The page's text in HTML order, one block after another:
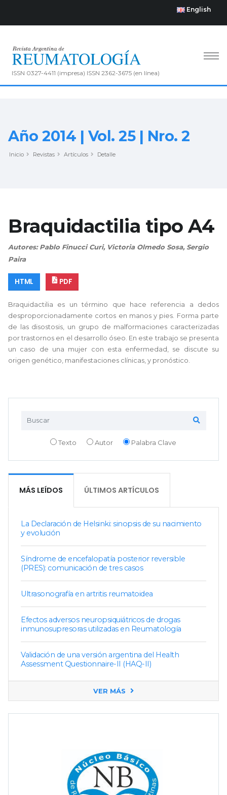
English
ISSN 0327-4411 (impresa) ISSN 2362-3675 (en línea)
Año 2014 | Vol. 25 | Nro. 2
Inicio Revistas Artículos Detalle
Texto Autor Palabra Clave
MÁS LEÍDOS ÚLTIMOS ARTÍCULOS
La Declaración de Helsinki: sinopsis de su nacimiento
y evolución
Síndrome de encefalopatía posterior reversible
(PRES): comunicación de tres casos
Ultrasonografía en artritis reumatoidea
Efectos adversos neuropsiquiátricos de drogas
inmunosupresoras utilizadas en Reumatología
Validación de una versión argentina del Health
Assessment Questionnaire-II (HAQ-II)
VER MÁS
Braquidactilia tipo A4
Autores: Pablo Finucci Curi, Victoria Olmedo Sosa, Sergio
Paira
HTML PDF
Braquidactilia es un término que hace referencia a dedos
desproporcionadamente cortos en manos y pies. Forma parte
de las disostosis, un grupo de malformaciones caracterizadas
por trastornos en el desarrollo óseo. En este trabajo se presenta
un caso de una mujer con esta enfermedad, se discute su
origen genético, manifestaciones clínicas, y pronóstico.